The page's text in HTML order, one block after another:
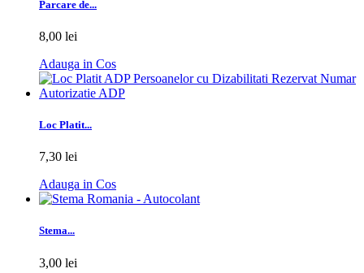
Parcare de...
8,00 lei
Adauga in Cos
Loc Platit...
7,30 lei
Adauga in Cos
Stema...
3,00 lei